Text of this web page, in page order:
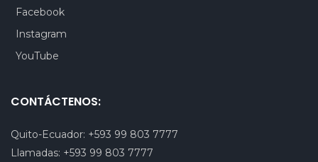
Facebook
Instagram
YouTube
CONTÁCTENOS:
Quito-Ecuador: +593 99 803 7777
Llamadas: +593 99 803 7777